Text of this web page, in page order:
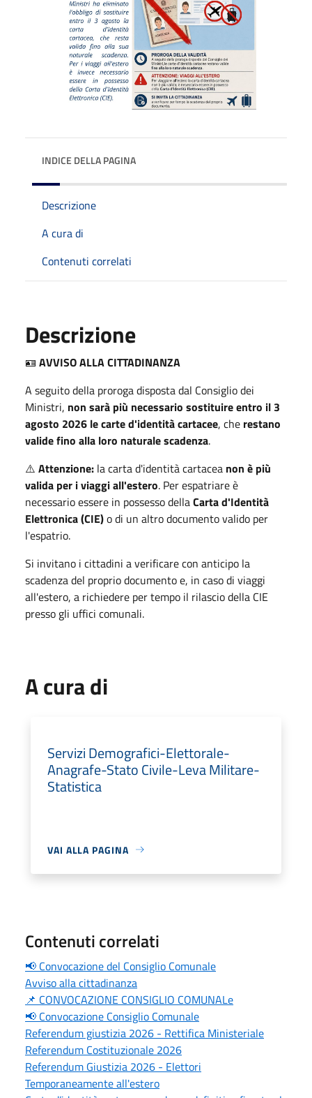
INDICE DELLA PAGINA
Descrizione
A cura di
Contenuti correlati
Descrizione
🪪 AVVISO ALLA CITTADINANZA
A seguito della proroga disposta dal Consiglio dei
Ministri, non sarà più necessario sostituire entro il 3
agosto 2026 le carte d'identità cartacee, che restano
valide fino alla loro naturale scadenza.
⚠️ Attenzione: la carta d'identità cartacea non è più
valida per i viaggi all'estero. Per espatriare è
necessario essere in possesso dellaCarta d'Identità
Elettronica (CIE)o di un altro documento valido per
l'espatrio.
Si invitano i cittadini a verificare con anticipo la
scadenza del proprio documento e, in caso di viaggi
all'estero, a richiedere per tempo il rilascio della CIE
presso gli uffici comunali.
A cura di
Servizi Demografici-Elettorale-
Anagrafe-Stato Civile-Leva Militare-
Statistica
VAI ALLA PAGINA
Contenuti correlati
📢 Convocazione del Consiglio Comunale
Avviso alla cittadinanza
📌 CONVOCAZIONE CONSIGLIO COMUNALe
📢 Convocazione Consiglio Comunale
Referendum giustizia 2026 - Rettifica Ministeriale
Referendum Costituzionale 2026
Referendum Giustizia 2026 - Elettori
Temporaneamente all'estero